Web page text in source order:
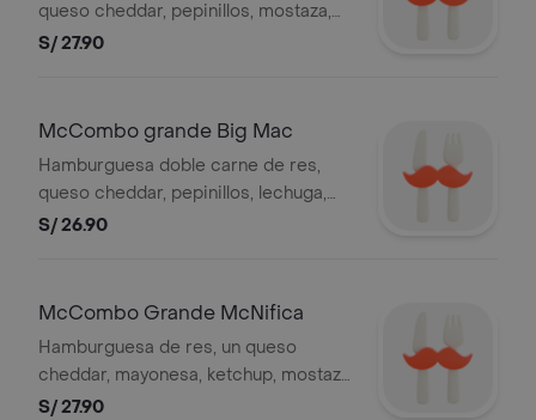
queso cheddar, pepinillos, mostaza,
ketchup, cebolla fresca en pan con
Imagen referencial.
S/ 27.90
McCombo grande Big Mac
Hamburguesa doble carne de res,
queso cheddar, pepinillos, lechuga,
pan en centro, salsa Big Mac en pan
Imagen referencial.
S/ 26.90
McCombo Grande McNifica
Hamburguesa de res, un queso
cheddar, mayonesa, ketchup, mostaza,
tomate, lechuga y cebolla fresca en
S/ 27.90